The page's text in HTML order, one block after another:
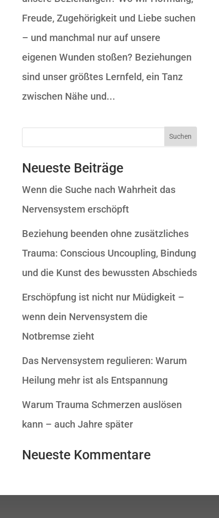
Freude, Zugehörigkeit und Liebe suchen
– und manchmal nur auf unsere
eigenen Wunden stoßen? Beziehungen
sind unser größtes Lernfeld, ein Tanz
zwischen Nähe und...
Neueste Beiträge
Wenn die Suche nach Wahrheit das
Nervensystem erschöpft
Beziehung beenden ohne zusätzliches
Trauma: Conscious Uncoupling, Bindung
und die Kunst des bewussten Abschieds
Erschöpfung ist nicht nur Müdigkeit –
wenn dein Nervensystem die
Notbremse zieht
Das Nervensystem regulieren: Warum
Heilung mehr ist als Entspannung
Warum Trauma Schmerzen auslösen
kann – auch Jahre später
Neueste Kommentare